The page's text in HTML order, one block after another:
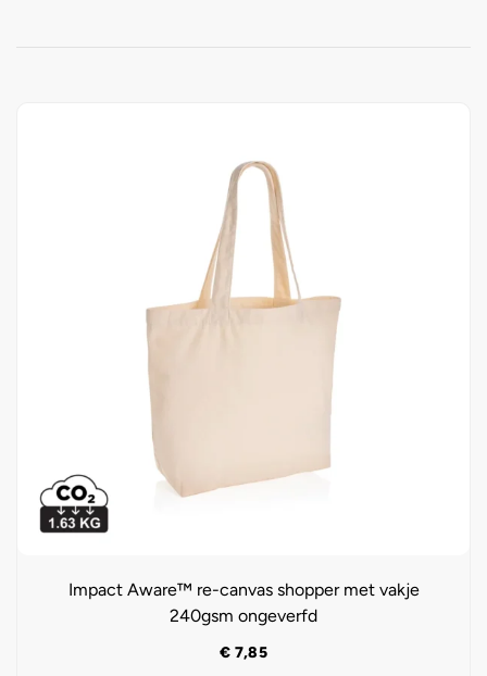
Impact Aware™ re-canvas shopper met vakje
240gsm ongeverfd
€ 7,85